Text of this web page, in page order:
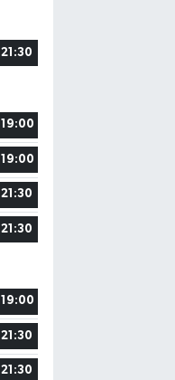
21:30
19:00
19:00
21:30
21:30
19:00
21:30
21:30